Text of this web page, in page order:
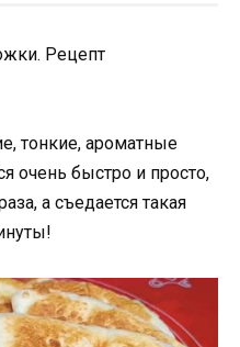
Рецепт
тонкие, ароматные
очень быстро и просто,
а съедается такая